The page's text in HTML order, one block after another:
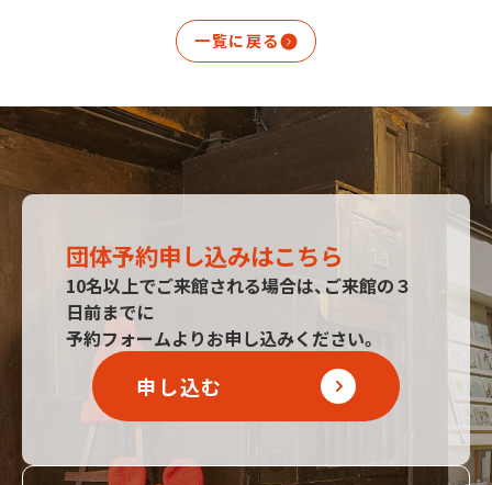
一覧に戻る
団体予約申し込みはこちら
10名以上でご来館される場合は、ご来館の３
日前までに
予約フォームよりお申し込みください。
申し込む